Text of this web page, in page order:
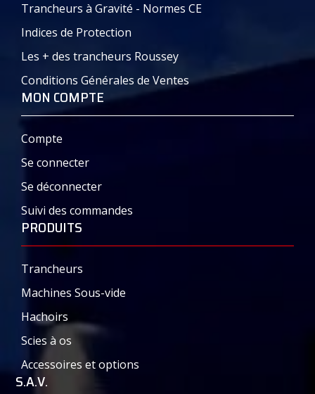
Trancheurs à Gravité - Normes CE
Indices de Protection
Les + des trancheurs Roussey
Conditions Générales de Ventes
MON COMPTE
Compte
Se connecter
Se déconnecter
Suivi des commandes
PRODUITS
Trancheurs
Machines Sous-vide
Hachoirs
Scies à os
Accessoires et options
S.A.V.